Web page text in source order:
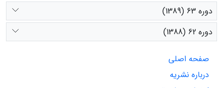
دوره 63 (1389)
دوره 62 (1388)
صفحه اصلی
درباره نشریه